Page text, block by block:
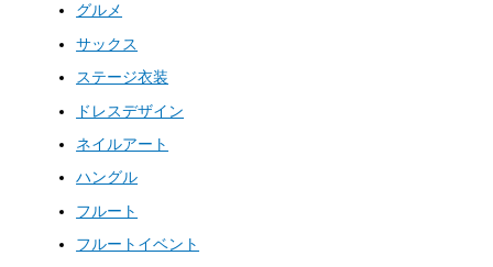
グルメ
サックス
ステージ衣装
ドレスデザイン
ネイルアート
ハングル
フルート
フルートイベント